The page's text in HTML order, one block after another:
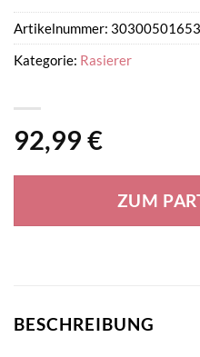
92,99 €
ZUM
Artikelnummer:
Kategorie: Rasierer
BESCHREIBUNG